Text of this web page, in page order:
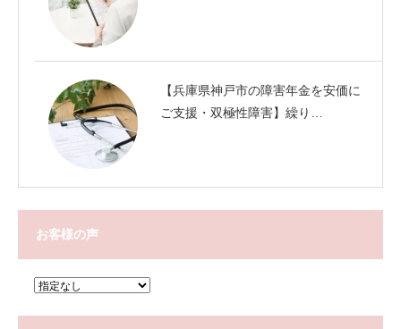
【兵庫県神戸市の障害年金を安価に
ご支援・双極性障害】繰り…
お客様の声